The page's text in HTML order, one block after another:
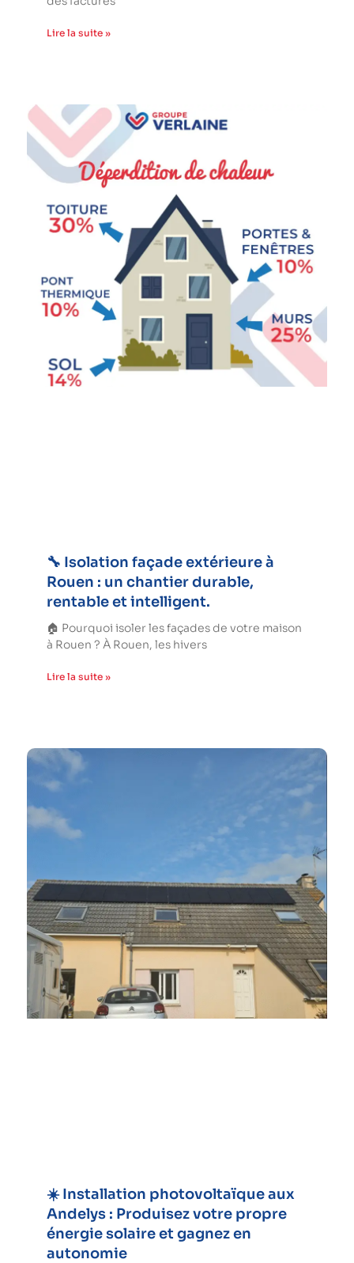
Lire la suite »
🔧 Isolation façade extérieure à
Rouen : un chantier durable,
rentable et intelligent.
🏠 Pourquoi isoler les façades de votre maison
à Rouen ? À Rouen, les hivers
Lire la suite »
☀️ Installation photovoltaïque aux
Andelys : Produisez votre propre
énergie solaire et gagnez en
autonomie